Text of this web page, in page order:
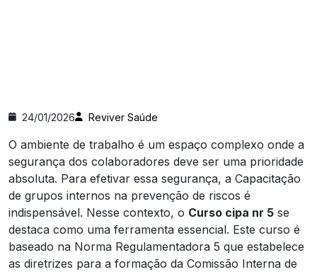
24/01/2026 Reviver Saúde
O ambiente de trabalho é um espaço complexo onde a
segurança dos colaboradores deve ser uma prioridade
absoluta. Para efetivar essa segurança, a Capacitação
de grupos internos na prevenção de riscos é
indispensável. Nesse contexto, o Curso cipa nr 5 se
destaca como uma ferramenta essencial. Este curso é
baseado na Norma Regulamentadora 5 que estabelece
as diretrizes para a formação da Comissão Interna de